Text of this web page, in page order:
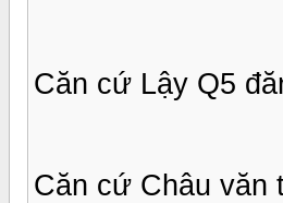
Căn cứ Lậy Q5
Căn cứ Châu văn